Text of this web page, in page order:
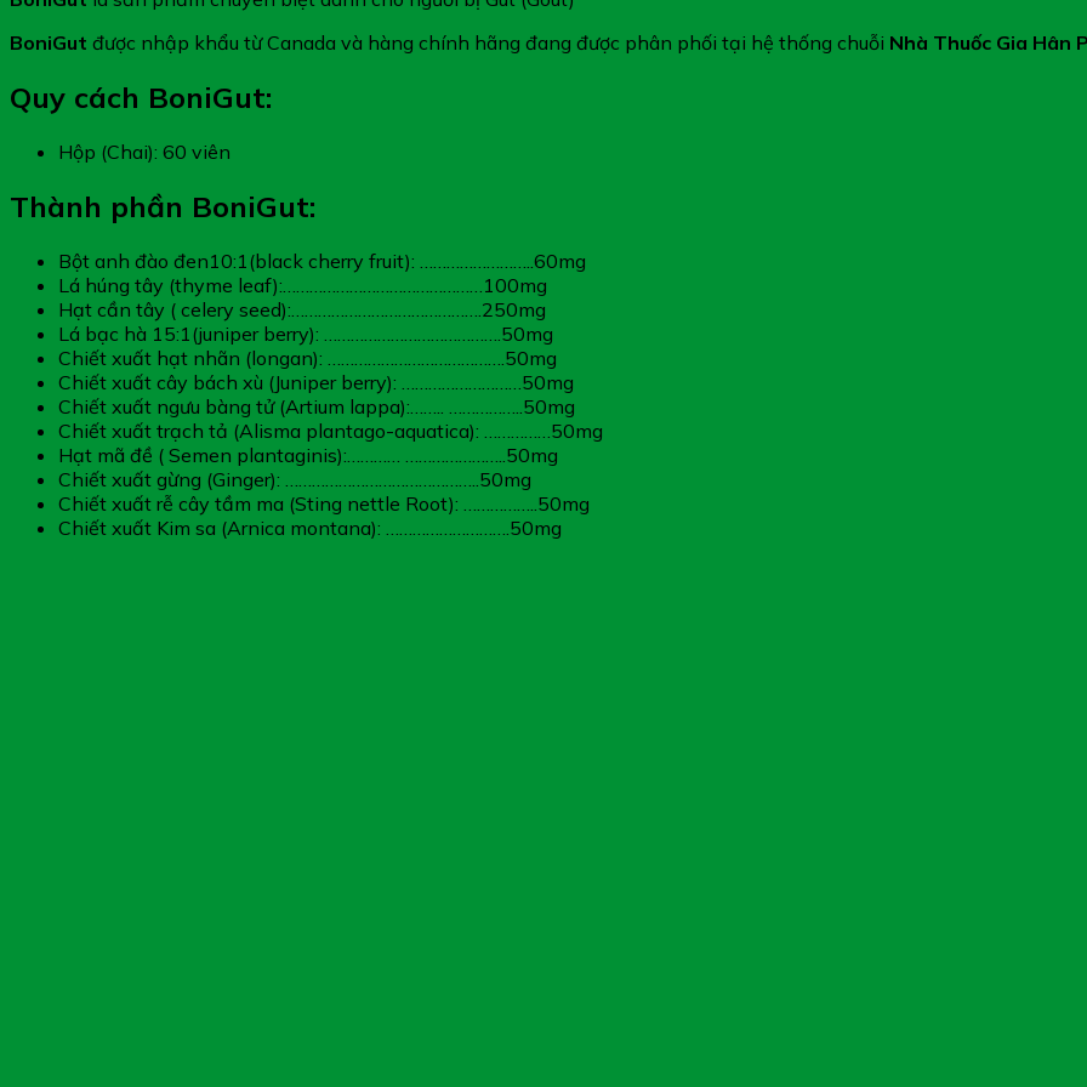
viên)
số
lượng
BoniGut được nhập khẩu từ Canada và hàng chính hãng đang được phân phối tại hệ thống chuỗi Nhà Thuốc Gia Hân
Quy cách BoniGut:
Hộp (Chai): 60 viên
Thành phần BoniGut:
Bột anh đào đen10:1(black cherry fruit): ……………………..60mg
Lá húng tây (thyme leaf):………………………………………100mg
Hạt cần tây ( celery seed):…………………………………….250mg
Lá bạc hà 15:1(juniper berry): ………………………………….50mg
Chiết xuất hạt nhãn (longan): ………………………………….50mg
Chiết xuất cây bách xù (Juniper berry): ………………………50mg
Chiết xuất ngưu bàng tử (Artium lappa):…….. ……………..50mg
Chiết xuất trạch tả (Alisma plantago-aquatica): ……………50mg
Hạt mã đề ( Semen plantaginis):………… …………………..50mg
Chiết xuất gừng (Ginger): ……………………………………..50mg
Chiết xuất rễ cây tầm ma (Sting nettle Root): ……………..50mg
Chiết xuất Kim sa (Arnica montana): ……………………….50mg